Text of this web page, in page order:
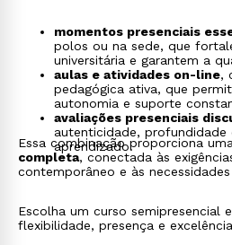
momentos presenciais
polos ou na sede, que
universitária e garantem a
aulas e atividades on-line,
pedagógica ativa, que
autonomia e suporte
avaliações presenciais
autenticidade,
aprendizado.
Essa combinação proporciona uma
completa, conectada às
contemporâneo e às
Escolha um curso semipresencial
flexibilidade, presença e